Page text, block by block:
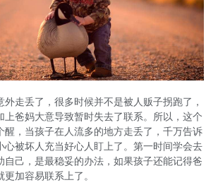
丢了，很多时候并不是被人贩子拐跑了，
上爸妈大意导致暂时失去了联系。所以，这个
醒，当孩子在人流多的地方走丢了，千万告诉
心被坏人充当好心人盯上了。第一时间学会去
自己，是最稳妥的办法，如果孩子还能记得爸
加容易联系上了。